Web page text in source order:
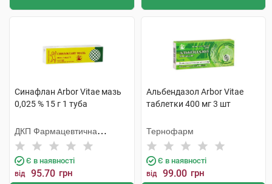
Синафлан Arbor Vitae мазь
0,025 % 15 г 1 туба
ДКП Фармацевтична
фабрика
Є в наявності
від 95.70 грн
Альбендазол Arbor Vitae
таблетки 400 мг 3 шт
Тернофарм
Є в наявності
від 99.00 грн